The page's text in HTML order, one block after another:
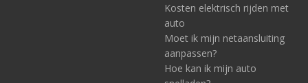
Kosten elektrisch rijden met
auto
Moet ik mijn netaansluiting
aanpassen?
Hoe kan ik mijn auto